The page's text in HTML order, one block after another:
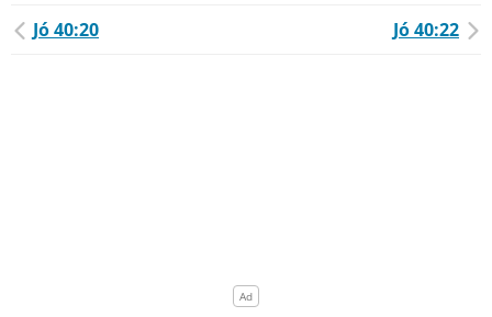
Jó 40:20 Jó 40:22